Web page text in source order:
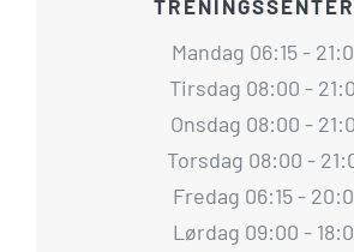
Mandag 06:15 -
Tirsdag 08:00 -
Onsdag 08:00 -
Torsdag 08:00 -
Fredag 06:15 -
Lørdag 09:00 -